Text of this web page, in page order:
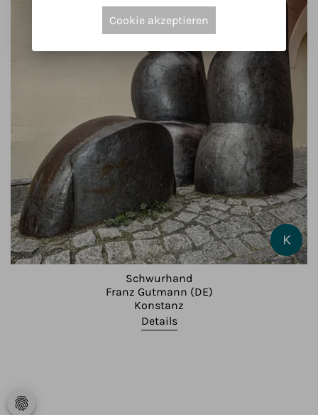
K
Schwurhand
Franz Gutmann (DE)
Konstanz
Details
fingerprint
Cookie akzeptieren